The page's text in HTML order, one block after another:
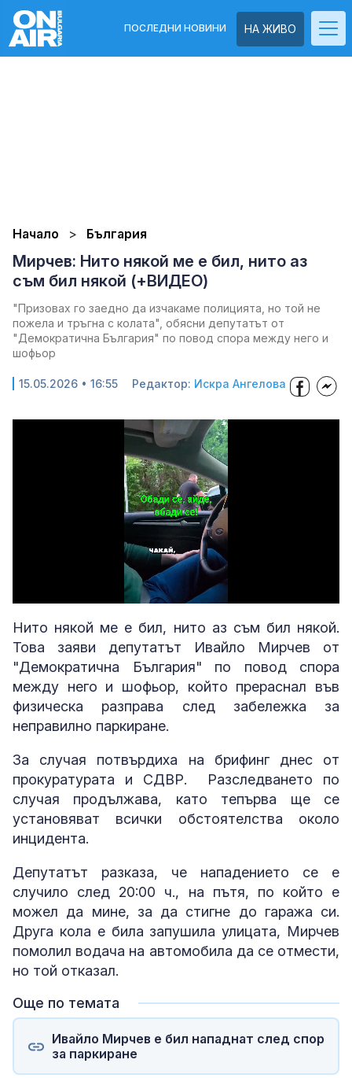
НА ЖИВО
ПОСЛЕДНИ НОВИНИ
Начало България
Мирчев: Нито някой ме е бил, нито аз
съм бил някой (+ВИДЕО)
"Призовах го заедно да изчакаме полицията, но той не
пожела и тръгна с колата", обясни депутатът от
"Демократична България" по повод спора между него и
шофьор
15.05.2026 • 16:55 Редактор: Искра Ангелова
Loaded
32.08%
Нито някой ме е бил, нито аз съм бил някой.
Това заяви депутатът Ивайло Мирчев от
"Демократична България" по повод спора
между него и шофьор, който прераснал във
физическа разправа след забележка за
неправилно паркиране.
За случая потвърдиха на брифинг днес от
прокуратурата и СДВР. Разследването по
случая продължава, като тепърва ще се
установяват всички обстоятелства около
инцидента.
Депутатът разказа, че нападението се е
случило след 20:00 ч., на пътя, по който е
можел да мине, за да стигне до гаража си.
Друга кола е била запушила улицата, Мирчев
помолил водача на автомобила да се отмести,
но той отказал.
Още по темата
Ивайло Мирчев е бил нападнат след спор
за паркиране